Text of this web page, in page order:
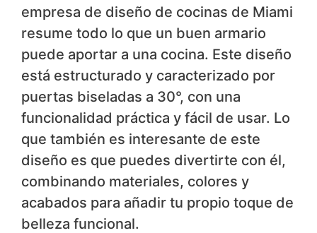
empresa de diseño de cocinas de Miami
resume todo lo que un buen armario
puede aportar a una cocina. Este diseño
está estructurado y caracterizado por
puertas biseladas a 30°, con una
funcionalidad práctica y fácil de usar. Lo
que también es interesante de este
diseño es que puedes divertirte con él,
combinando materiales, colores y
acabados para añadir tu propio toque de
belleza funcional.